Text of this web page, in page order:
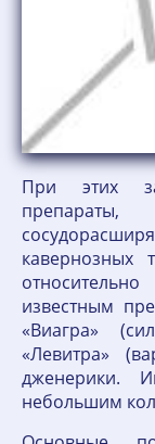
При этих
кавернозных
известным
«Виагра»
«Левитра»
дженерики.
небольшим